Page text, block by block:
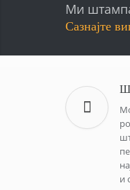
Ми
Сазнајте
и